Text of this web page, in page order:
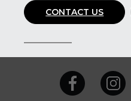
CONTACT US
SHARE